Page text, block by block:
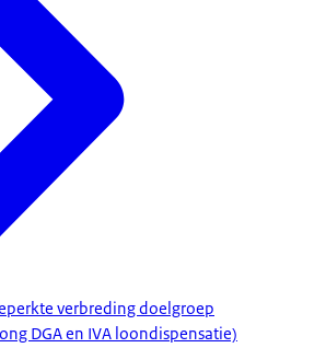
verbreding doelgroep
DGA en IVA loondispensatie)